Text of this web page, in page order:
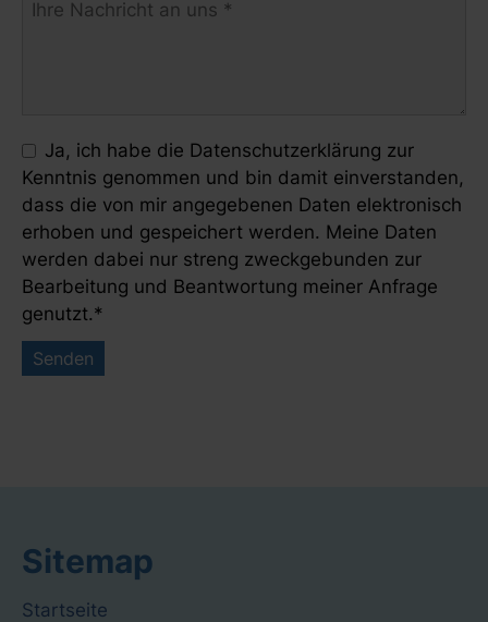
Ja, ich habe die Datenschutzerklärung zur
Kenntnis genommen und bin damit einverstanden,
dass die von mir angegebenen Daten elektronisch
erhoben und gespeichert werden. Meine Daten
werden dabei nur streng zweckgebunden zur
Bearbeitung und Beantwortung meiner Anfrage
genutzt.*
Senden
Sitemap
Navigation
Startseite